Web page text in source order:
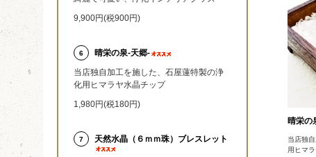
晴栄の
当店独
用ヒマ
9,900円(税900円)
6
晴栄の泉‐天郷‐
当店独自加工を施した、石屋蓮特製の浄
化用ヒマラヤ水晶チップ
1,980円(税180円)
7 天然水晶（６ｍｍ珠）ブレスレット